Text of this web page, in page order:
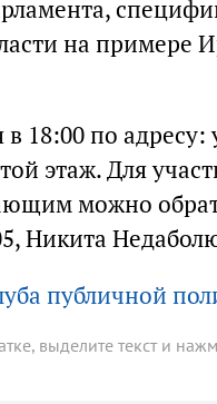
на примере
в 18:00 по
этаж. Для
можно
Никита
публичной
выделите текст и